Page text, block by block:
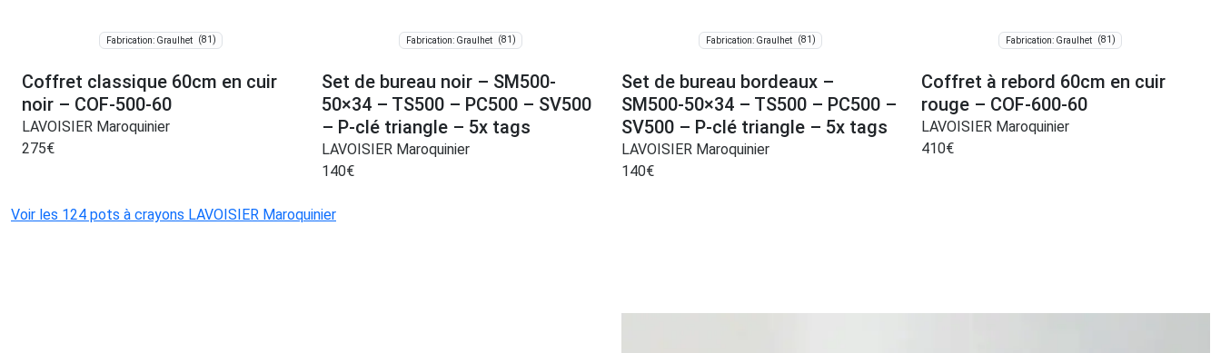
Fabrication: Graulhet (81)
Coffret classique 60cm en cuir
noir – COF-500-60
LAVOISIER Maroquinier
275€
Fabrication: Graulhet (81)
Set de bureau noir – SM500-
50×34 – TS500 – PC500 – SV500
– P-clé triangle – 5x tags
LAVOISIER Maroquinier
140€
Fabrication: Graulhet (81)
Set de bureau bordeaux –
SM500-50×34 – TS500 – PC500 –
SV500 – P-clé triangle – 5x tags
LAVOISIER Maroquinier
140€
Fabrication: Graulhet (81)
Coffret à rebord 60cm en cuir
rouge – COF-600-60
LAVOISIER Maroquinier
410€
Voir les 124 pots à crayons LAVOISIER Maroquinier